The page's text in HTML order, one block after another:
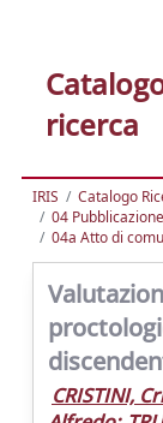
ricerca
IRIS
Catalogo
04
04a Atto di
CRISTINI,